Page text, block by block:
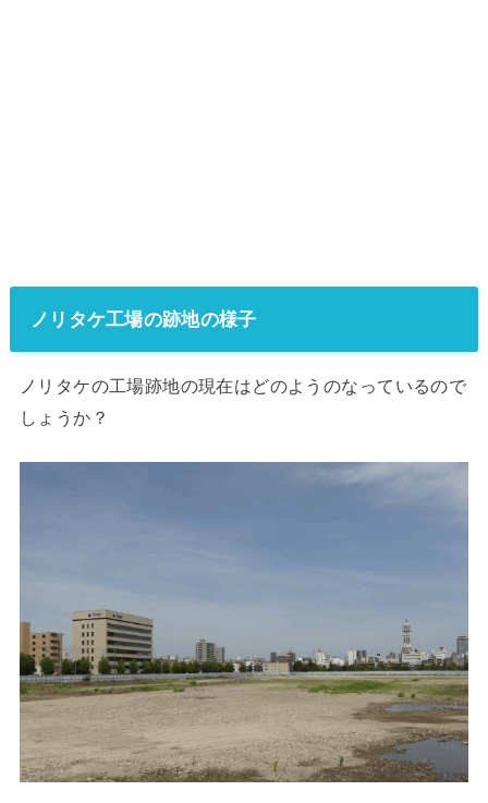
ノリタケ工場の跡地の様子
ノリタケの工場跡地の現在はどのようのなっているので
しょうか？